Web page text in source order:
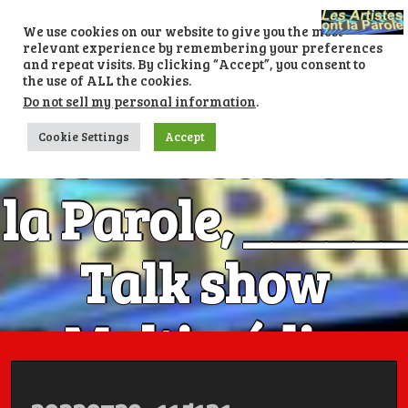
content
Les Artistes ont
la Parole, ______
Talk show
Multimédia
We use cookies on our website to give you the most
relevant experience by remembering your preferences
and repeat visits. By clicking “Accept”, you consent to
the use of ALL the cookies.
Do not sell my personal information.
Cookie Settings Accept